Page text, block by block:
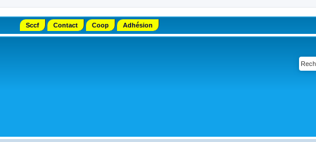
Sccf Contact Coop Adhésion